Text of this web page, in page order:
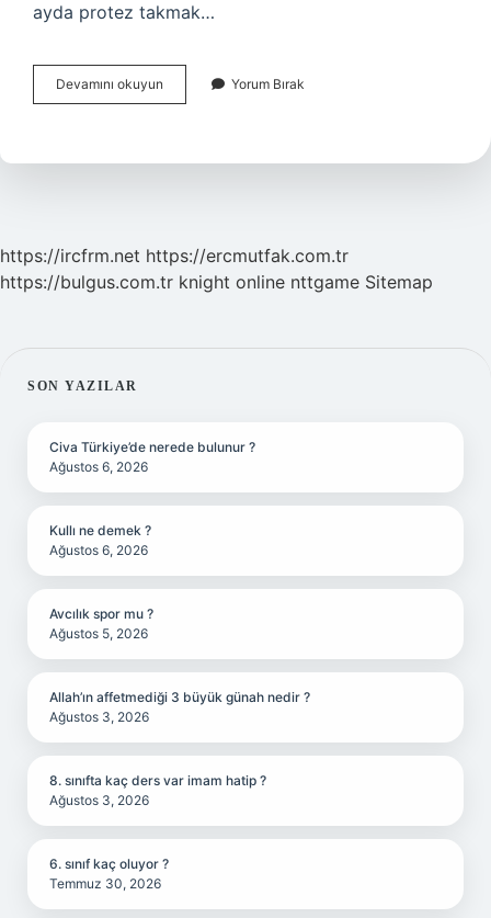
ayda protez takmak…
Devamını okuyun
Bacak
Yapılır
Yorum Bırak
https://ircfrm.net https://ercmutfak.com.tr
https://bulgus.com.tr knight online nttgame Sitemap
SIDEBAR
SON YAZILAR
Civa Türkiye’de nerede bulunur ?
Ağustos 6, 2026
Kullı ne demek ?
Ağustos 6, 2026
Avcılık spor mu ?
Ağustos 5, 2026
Allah’ın affetmediği 3 büyük günah nedir ?
Ağustos 3, 2026
8. sınıfta kaç ders var imam hatip ?
Ağustos 3, 2026
6. sınıf kaç oluyor ?
Temmuz 30, 2026